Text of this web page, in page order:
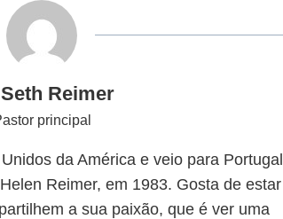
Reimer
principal
da América e veio para Portugal
Reimer, em 1983. Gosta de estar
a sua paixão, que é ver uma